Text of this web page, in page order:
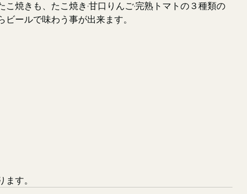
焼きも、たこ焼き·甘口りんご·完熟トマトの３種類の
ールで味わう事が出来ます。
す。